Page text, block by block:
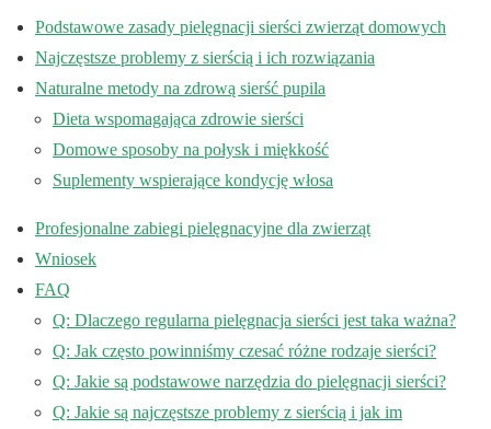
Podstawowe zasady pielęgnacji sierści zwierząt domowych
Najczęstsze problemy z sierścią i ich rozwiązania
Naturalne metody na zdrową sierść pupila
Dieta wspomagająca zdrowie sierści
Domowe sposoby na połysk i miękkość
Suplementy wspierające kondycję włosa
Profesjonalne zabiegi pielęgnacyjne dla zwierząt
Wniosek
FAQ
Q: Dlaczego regularna pielęgnacja sierści jest taka ważna?
Q: Jak często powinniśmy czesać różne rodzaje sierści?
Q: Jakie są podstawowe narzędzia do pielęgnacji sierści?
Q: Jakie są najczęstsze problemy z sierścią i jak im